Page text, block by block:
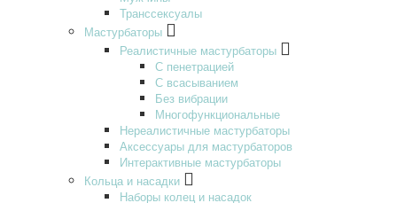
Транссексуалы
Мастурбаторы
Реалистичные мастурбаторы
С пенетрацией
С всасыванием
Без вибрации
Многофункциональные
Нереалистичные мастурбаторы
Аксессуары для мастурбаторов
Интерактивные мастурбаторы
Кольца и насадки
Наборы колец и насадок